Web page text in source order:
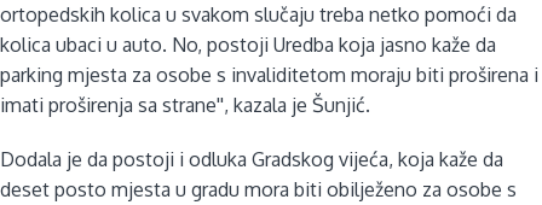
ortopedskih kolica u svakom slučaju treba netko pomoći da
kolica ubaci u auto. No, postoji Uredba koja jasno kaže da
parking mjesta za osobe s invaliditetom moraju biti proširena i
imati proširenja sa strane'', kazala je Šunjić.
Dodala je da postoji i odluka Gradskog vijeća, koja kaže da
deset posto mjesta u gradu mora biti obilježeno za osobe s